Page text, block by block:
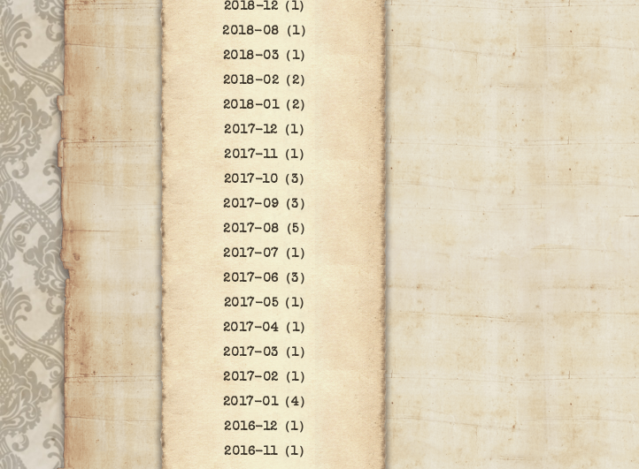
2018-12（1）
2018-08（1）
2018-03（1）
2018-02（2）
2018-01（2）
2017-12（1）
2017-11（1）
2017-10（3）
2017-09（3）
2017-08（5）
2017-07（1）
2017-06（3）
2017-05（1）
2017-04（1）
2017-03（1）
2017-02（1）
2017-01（4）
2016-12（1）
2016-11（1）